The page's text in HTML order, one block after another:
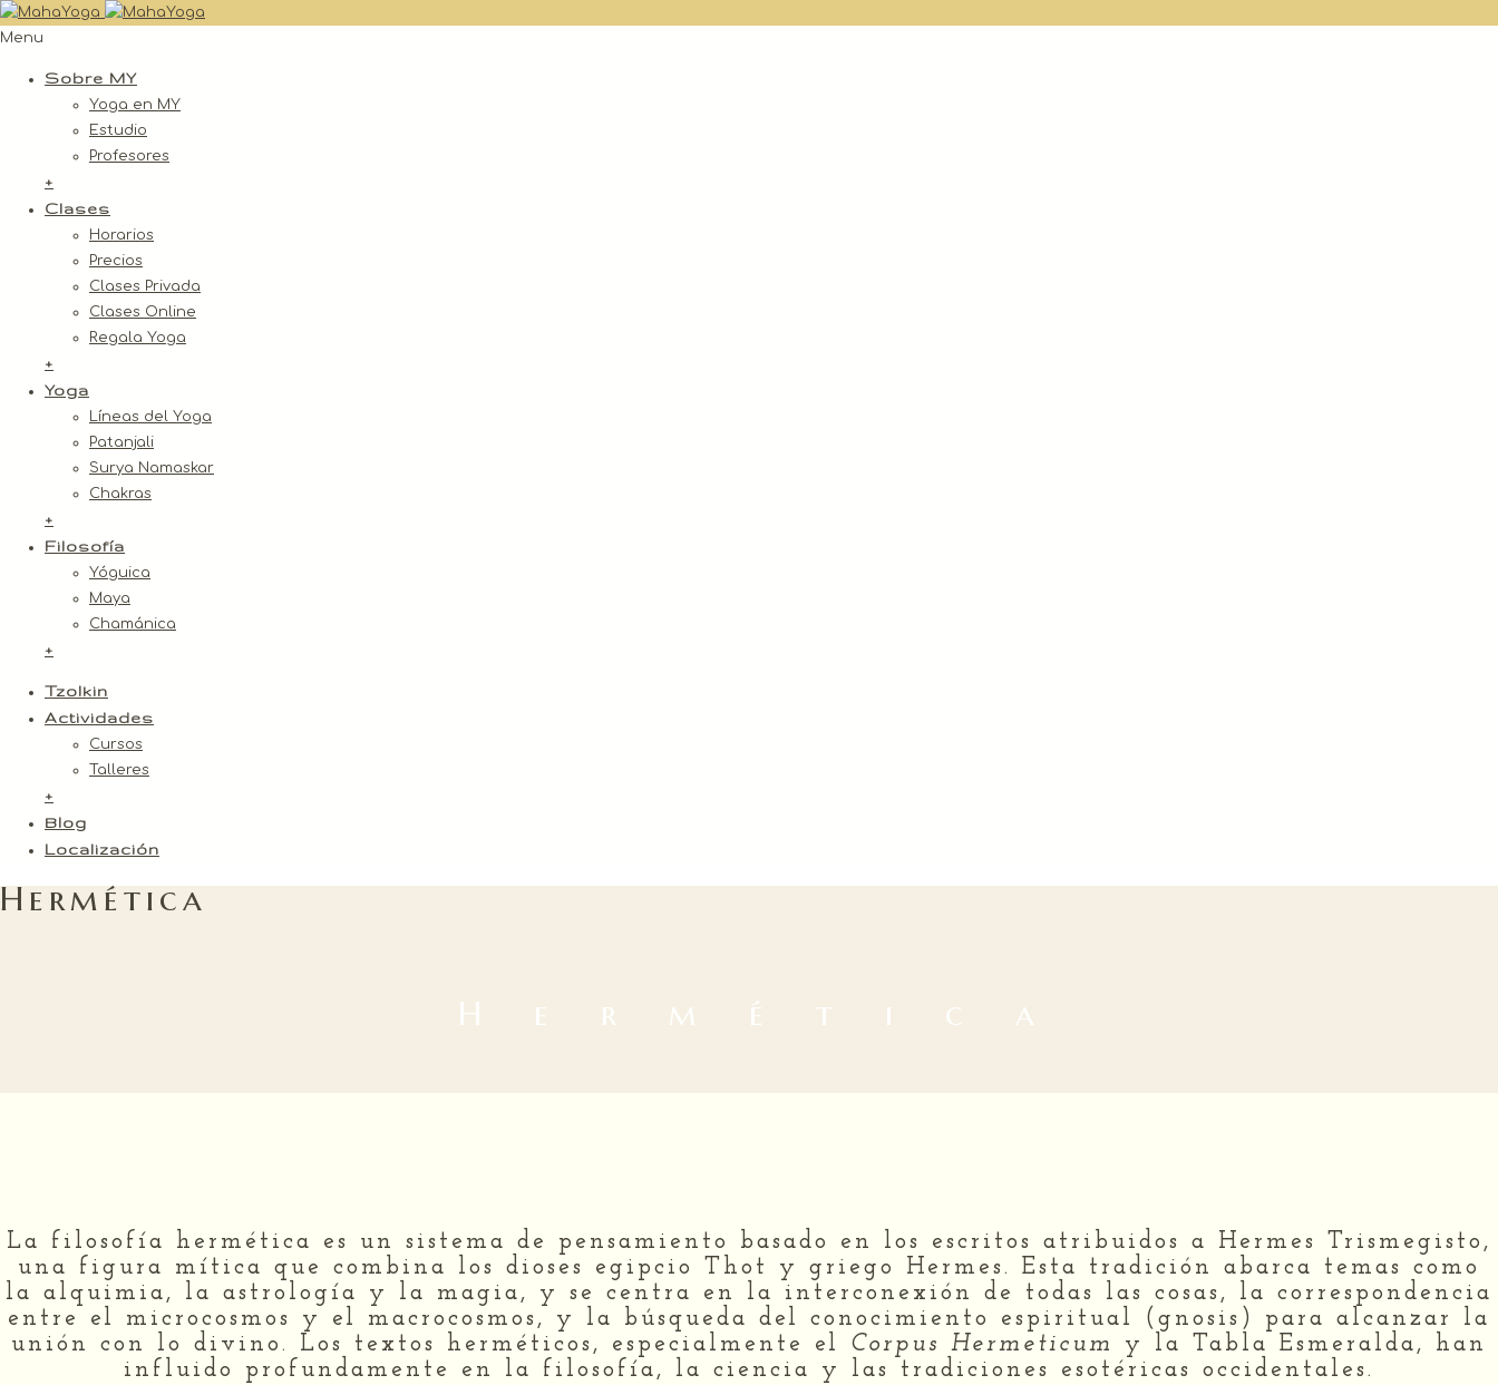
Menu
Sobre MY
Yoga en MY
Estudio
Profesores
+
Clases
Horarios
Precios
Clases Privada
Clases Online
Regala Yoga
+
Yoga
Líneas del Yoga
Patanjali
Surya Namaskar
Chakras
+
Filosofía
Yóguica
Maya
Chamánica
+
Tzolkin
Actividades
Cursos
Talleres
+
Blog
Localización
Hermética
H e r m é t i c a
La filosofía hermética es un sistema de pensamiento basado en los escritos atribuidos a Hermes Trismegisto,
una figura mítica que combina los dioses egipcio Thot y griego Hermes. Esta tradición abarca temas como
la alquimia, la astrología y la magia, y se centra en la interconexión de todas las cosas, la correspondencia
entre el microcosmos y el macrocosmos, y la búsqueda del conocimiento espiritual (gnosis) para alcanzar la
unión con lo divino. Los textos herméticos, especialmente el Corpus Hermeticum
y la Tabla Esmeralda, han
influido profundamente en la filosofía, la ciencia y las tradiciones esotéricas occidentales.